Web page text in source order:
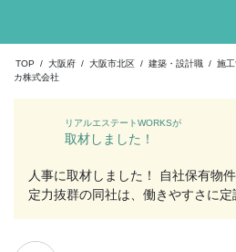
TOP / 大阪府 / 大阪市北区 / 建築・設計職 / 施
カ株式会社
リアルエステートWORKSが
取材しました！
人事に取材しました！ 自社保有物
定力抜群の同社は、働きやすさに定